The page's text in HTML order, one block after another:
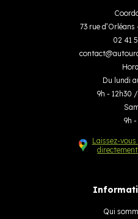
73 rue
02 41
contact@
Du lundi
9h - 12h30 /
9h -
Laissez-
Qui